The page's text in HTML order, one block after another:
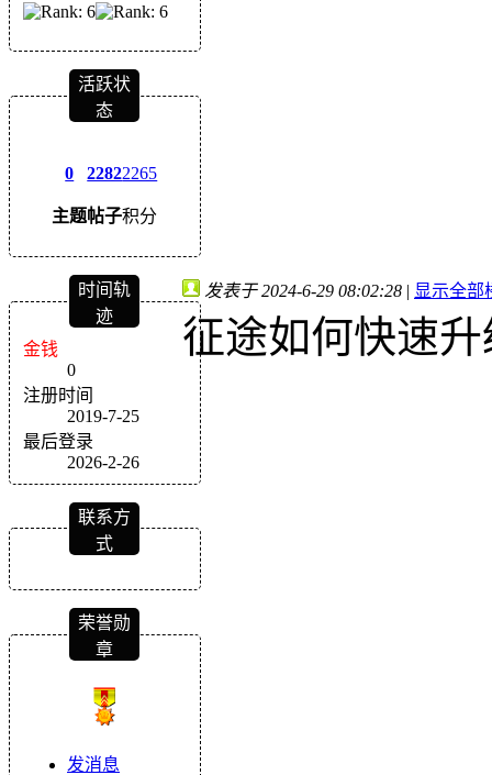
活跃状
态
0
主题
2282
帖子
2265
积分
时间轨
迹
金钱
0
注册时间
2019-7-25
最后登录
2026-2-26
联系方
式
荣誉勋
章
发消息
发表于 2024-6-29 08:02:28 | 显示全部
征途如何快速升